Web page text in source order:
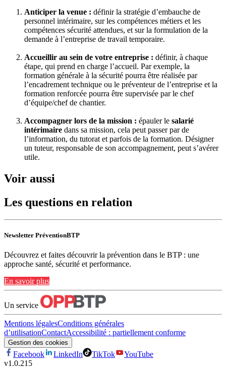
Anticiper la venue : définir la stratégie d’embauche de
personnel intérimaire, sur les compétences métiers et les
compétences sécurité attendues, et sur la formulation de la
demande à l’entreprise de travail temporaire.
Accueillir au sein de votre entreprise : définir, à chaque
étape, qui prend en charge l’accueil. Par exemple, la
formation générale à la sécurité pourra être réalisée par
l’encadrement technique ou le préventeur de l’entreprise et la
formation renforcée pourra être supervisée par le chef
d’équipe/chef de chantier.
Accompagner lors de la mission : épauler le salarié
intérimaire dans sa mission, cela peut passer par de
l’information, du tutorat et parfois de la formation. Désigner
un tuteur, responsable de son accompagnement, peut s’avérer
utile.
Voir aussi
Les questions en relation
Newsletter PréventionBTP
Découvrez et faites découvrir la prévention dans le BTP : une
approche santé, sécurité et performance.
En savoir plus
Un service
Mentions légalesConditions générales
d’utilisationContactAccessibilité : partiellement conforme
Gestion des cookies
Facebook LinkedIn TikTok
YouTube
v1.0.215